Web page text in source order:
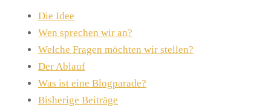
Die Idee
Wen sprechen wir an?
Welche Fragen möchten wir stellen?
Der Ablauf
Was ist eine Blogparade?
Bisherige Beiträge